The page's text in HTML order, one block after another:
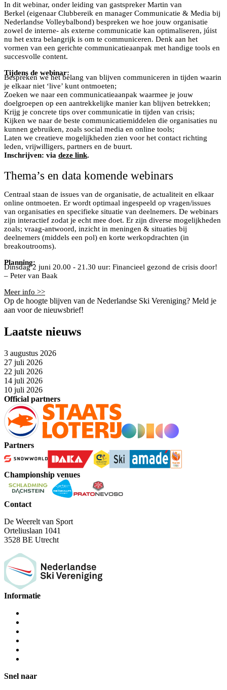
In dit webinar, onder leiding van gastspreker Martin van
Berkel (eigenaar Clubbereik en manager Communicatie & Media bij
Nederlandse Volleybalbond) bespreken we hoe jouw organisatie
zowel de interne- als externe communicatie kan optimaliseren, júist
nu het extra belangrijk is om te communiceren. Denk aan het
vormen van een gerichte communicatieaanpak met handige tools en
succesvolle content.
Tijdens de webinar:
Bespreken we het belang van blijven communiceren in tijden waarin
je elkaar niet ‘live’ kunt ontmoeten;
Zoeken we naar een communicatieaanpak waarmee je jouw
doelgroepen op een aantrekkelijke manier kan blijven betrekken;
Krijg je concrete tips over communicatie in tijden van crisis;
Kijken we naar de beste communicatiemiddelen die organisaties nu
kunnen gebruiken, zoals social media en online tools;
Laten we creatieve mogelijkheden zien voor het contact richting
leden, vrijwilligers, partners en de buurt.
Inschrijven: via deze link.
Thema’s en data komende webinars
Centraal staan de issues van de organisatie, de actualiteit en elkaar
online ontmoeten. Er wordt optimaal ingespeeld op vragen/issues
van organisaties en specifieke situatie van deelnemers. De webinars
zijn interactief zodat je echt mee doet. Er zijn diverse mogelijkheden
zoals; vraag-antwoord, inzicht in meningen & situaties bij
deelnemers (middels een pol) en korte werkopdrachten (in
breakoutrooms).
Planning:
Dinsdag 2 juni 20.00 - 21.30 uur: Financieel gezond de crisis door!
– Peter van Baak
Meer info >>
Op de hoogte blijven van de Nederlandse Ski Vereniging? Meld je
aan voor de nieuwsbrief!
Laatste nieuws
3 augustus 2026
27 juli 2026
22 juli 2026
14 juli 2026
10 juli 2026
Official partners
Partners
Championship venues
Contact
De Weerelt van Sport
Orteliuslaan 1041
3528 BE Utrecht
Informatie
Snel naar